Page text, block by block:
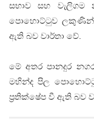
සභාව සහ වැලිගම
පොහොට්ටුව ලකුණින්
ඇති බව වාර්තා වේ.
මේ අතර පානදුර
මහින්ද පිල
ප්‍රතික්ෂේප වී ඇති බව